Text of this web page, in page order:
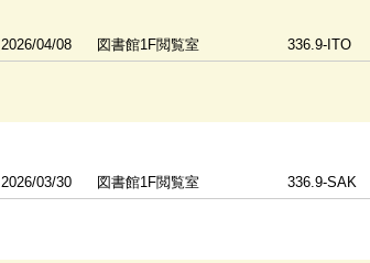
2026/04/08 図書館1F閲覧室 336.9-ITO
2026/03/30 図書館1F閲覧室 336.9-SAK